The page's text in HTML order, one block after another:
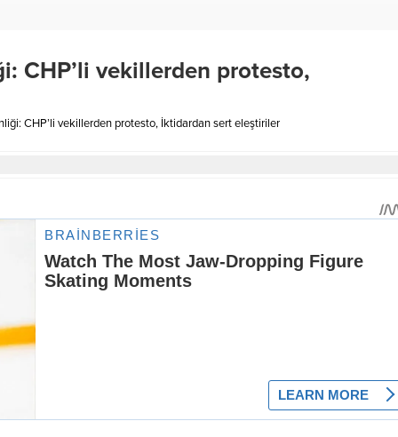
CHP’li vekillerden protesto,
CHP’li vekillerden protesto, İktidardan sert eleştiriler